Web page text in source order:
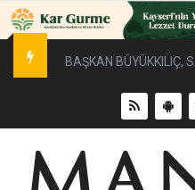
BAŞKAN BÜYÜKKILIÇ,